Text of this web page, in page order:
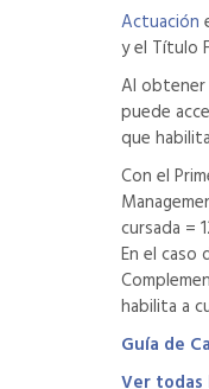
Actuación
y el Título
Al obtener
puede
que
Con el
cursada =
En el caso
habilita a
Guía de
Ver todas